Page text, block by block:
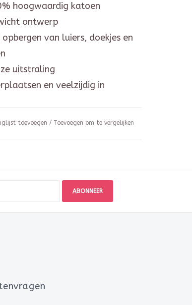
hoogwaardig katoen
ontwerp
van luiers, doekjes en
uitstraling
en veelzijdig in
Baby’s Only Calm collectie
toevoegen / Toevoegen om te vergelijken
ABONNEER